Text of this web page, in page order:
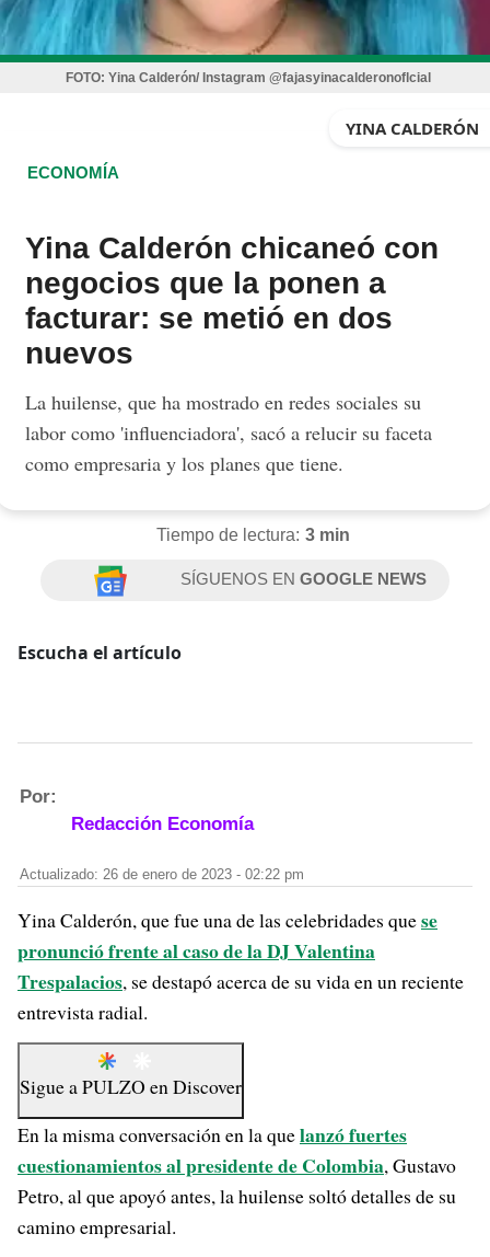
FOTO: Yina Calderón/ Instagram @fajasyinacalderonoflcial
YINA CALDERÓN
ECONOMÍA
Yina Calderón chicaneó con
negocios que la ponen a
facturar: se metió en dos
nuevos
La huilense, que ha mostrado en redes sociales su
labor como 'influenciadora', sacó a relucir su faceta
como empresaria y los planes que tiene.
Tiempo de lectura: 3 min
SÍGUENOS ENGOOGLE NEWS
Escucha el artículo
Por:
Redacción Economía
Actualizado: 26 de enero de 2023 - 02:22 pm
Yina Calderón, que fue una de las celebridades quese
pronunció frente al caso de la DJ Valentina
Trespalacios, se destapó acerca de su vida en un reciente
entrevista radial.
Sigue aPULZO enDiscover
En la misma conversación en la quelanzó fuertes
cuestionamientos al presidente de Colombia, Gustavo
Petro, al que apoyó antes, la huilense soltó detalles de su
camino empresarial.